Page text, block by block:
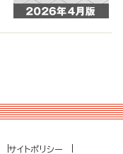
サイトポリシー